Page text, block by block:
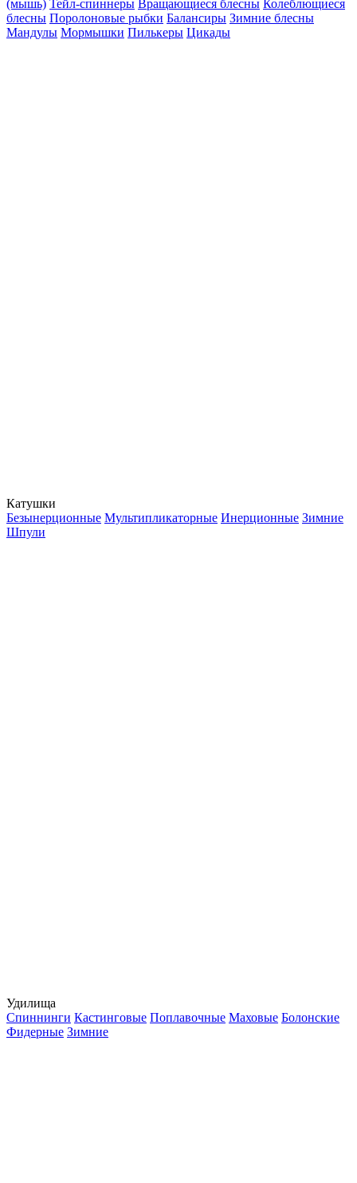
(мышь) Тейл-спиннеры Вращающиеся блесны Колеблющиеся
блесны Поролоновые рыбки Балансиры Зимние блесны
Мандулы Мормышки Пилькеры Цикады
Катушки
Безынерционные Мультипликаторные Инерционные Зимние
Шпули
Удилища
Спиннинги Кастинговые Поплавочные Маховые Болонские
Фидерные Зимние